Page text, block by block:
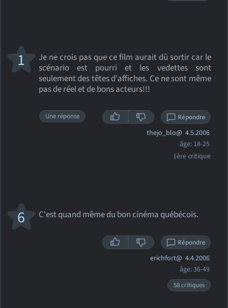
Je ne crois pas que ce film aurait dû sortir car le
scénario est pourri et les vedettes sont
seulement des têtes d'affiches. Ce ne sont même
pas de réel et de bons acteurs!!!
1
Une réponse Répondre
thejo_blo@ 4.5.2006
âge: 18-25
1ère critique
C'est quand même du bon cinéma québécois.
6
Répondre
erichfort@ 4.4.2006
âge: 36-49
58 critiques